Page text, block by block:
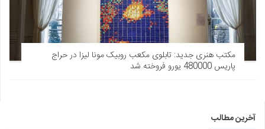
مکتب هنری جدید: تابلوی مکعب روبیک مونا لیزا در حراج
پاریس 480000 یورو فروخته شد
آخرین مطالب